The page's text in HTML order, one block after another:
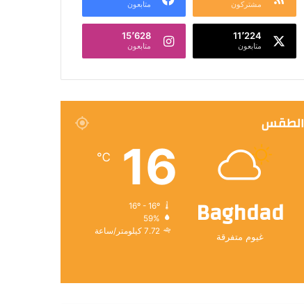
مشتركون متابعون
11٬224
متابعون
15٬628
متابعون
الطقس
Baghdad
غيوم متفرقة
16
℃
16º - 16º
59%
7.72 كيلومتر/ساعة